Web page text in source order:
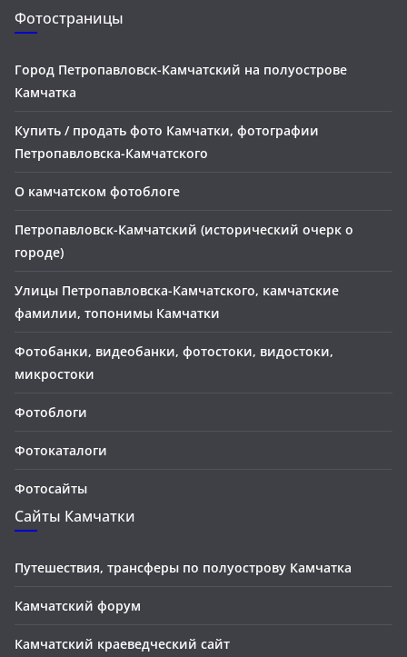
Фотостраницы
Город Петропавловск-Камчатский на полуострове
Камчатка
Купить / продать фото Камчатки, фотографии
Петропавловска-Камчатского
О камчатском фотоблоге
Петропавловск-Камчатский (исторический очерк о
городе)
Улицы Петропавловска-Камчатского, камчатские
фамилии, топонимы Камчатки
Фотобанки, видеобанки, фотостоки, видостоки,
микростоки
Фотоблоги
Фотокаталоги
Фотосайты
Сайты Камчатки
Путешествия, трансферы по полуострову Камчатка
Камчатский форум
Камчатский краеведческий сайт